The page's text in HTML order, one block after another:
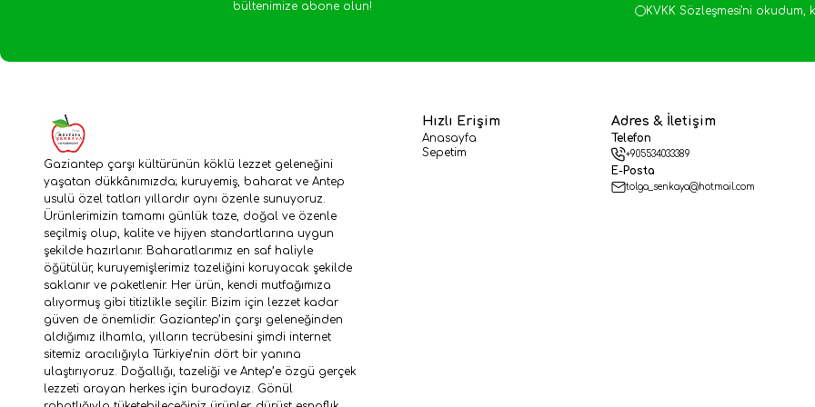
bültenimize abone olun!
KVKK Sözleşmesi'ni okudum,
Gaziantep çarşı kültürünün köklü lezzet geleneğini
yaşatan dükkânımızda; kuruyemiş, baharat ve Antep
usulü özel tatları yıllardır aynı özenle sunuyoruz.
Ürünlerimizin tamamı günlük taze, doğal ve özenle
seçilmiş olup, kalite ve hijyen standartlarına uygun
şekilde hazırlanır. Baharatlarımız en saf haliyle
öğütülür, kuruyemişlerimiz tazeliğini koruyacak şekilde
saklanır ve paketlenir. Her ürün, kendi mutfağımıza
alıyormuş gibi titizlikle seçilir. Bizim için lezzet kadar
güven de önemlidir. Gaziantep’in çarşı geleneğinden
aldığımız ilhamla, yılların tecrübesini şimdi internet
sitemiz aracılığıyla Türkiye’nin dört bir yanına
ulaştırıyoruz. Doğallığı, tazeliği ve Antep’e özgü gerçek
lezzeti arayan herkes için buradayız. Gönül
Hızlı Erişim
Anasayfa
Sepetim
Adres & İletişim
Telefon
+905534033389
E-Posta
tolga_senkaya@hotmail.com